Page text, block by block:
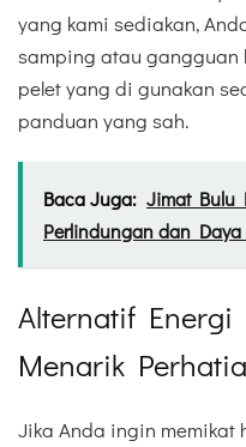
yang kami sediakan,
samping atau
pelet yang di gunakan
panduan yang sah.
Baca Juga: Jimat Bulu
Perlindungan dan
Alternatif Energi
Menarik
Jika Anda ingin